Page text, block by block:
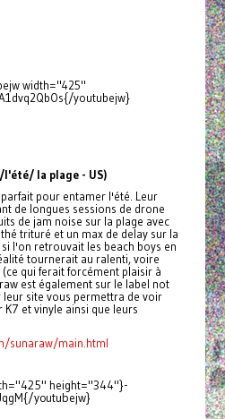
width="425"
youtubejw}
la plage - US)
pour entamer l'été. Leur
de longues sessions de drone
de jam noise sur la plage avec
trituré et un max de delay sur la
l'on retrouvait les beach boys en
tournerait au ralenti, voire
qui ferait forcément plaisir à
est également sur le label not
site vous permettra de voir
et vinyle ainsi que leurs
sunaraw/main.html
height="344"}-
youtubejw}